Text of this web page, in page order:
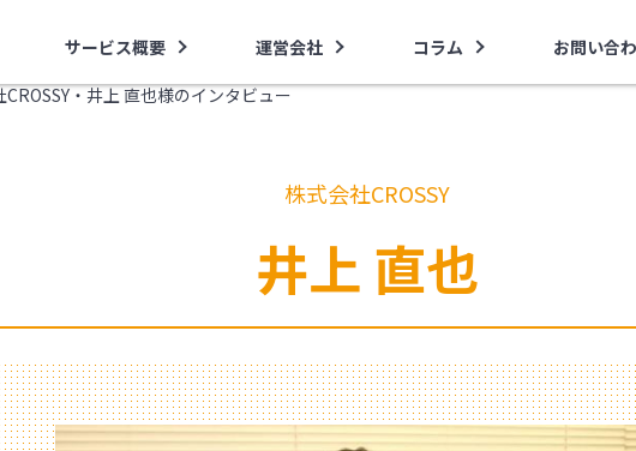
サービス概要 運営会社 コラム お問い合
・井上 直也様のインタビュー
株式会社CROSSY
井上 直也